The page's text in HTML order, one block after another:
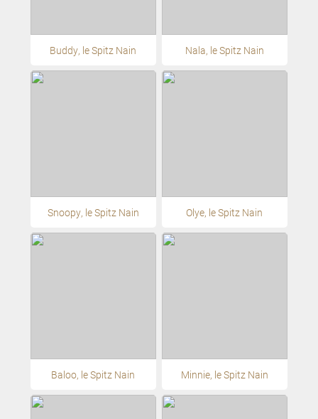
Buddy, le Spitz Nain Nala, le Spitz Nain
Snoopy, le Spitz Nain Olye, le Spitz Nain
Baloo, le Spitz Nain Minnie, le Spitz Nain